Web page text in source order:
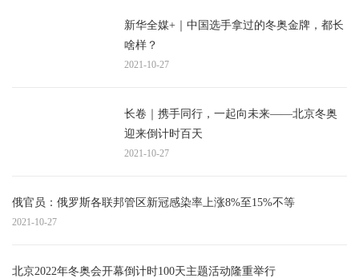
新华全媒+｜中国选手拿过的冬奥金牌，都长
啥样？
2021-10-27
长卷｜携手同行，一起向未来——北京冬奥
迎来倒计时百天
2021-10-27
俄官员：俄罗斯各联邦管区新冠感染率上涨8%至15%不等
2021-10-27
北京2022年冬奥会开幕倒计时100天主题活动隆重举行